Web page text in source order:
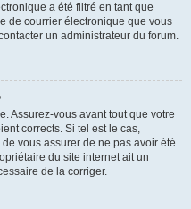
a été filtré en tant que
de courrier électronique que vous
un administrateur du forum.
Assurez-vous avant tout que votre
corrects. Si tel est le cas,
vous assurer de ne pas avoir été
du site internet ait un
de la corriger.